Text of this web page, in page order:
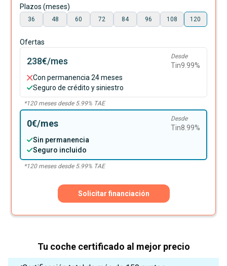
Plazos (meses)
36 48 60 72 84 96 108 120
Ofertas
238€/mes Desde
Tin9.99%
Con permanencia 24 meses
Seguro de crédito y siniestro
*120meses desde 5.99% TAE
0€/mes Desde
Tin8.99%
Sin permanencia
Seguro incluido
*120meses desde 5.99% TAE
Solicitar financiación
Tu coche certificado al mejor precio